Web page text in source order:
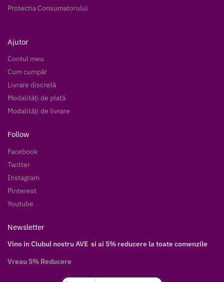
Protectia Consumatorului
Ajutor
Contul meu
Cum cumpăr
Livrare discretă
Modalități de plată
Modalități de livrare
Follow
Facebook
Twitter
Instagram
Pinterest
Youtube
Newsletter
Vino in Clubul nostru AVE si ai 5% reducere la toate comenzile
Vreau 5% Reducere